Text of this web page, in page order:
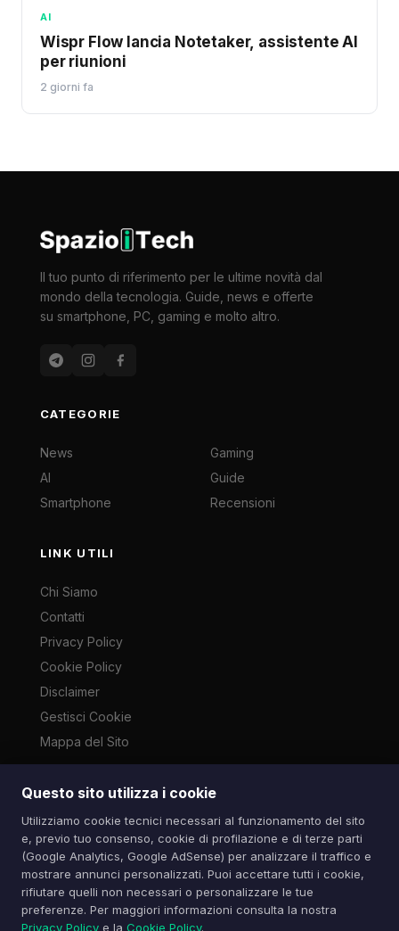
Questo sito utilizza i cookie
Utilizziamo cookie tecnici necessari al funzionamento del sito
e, previo tuo consenso, cookie di profilazione e di terze parti
(Google Analytics, Google AdSense) per analizzare il traffico e
mostrare annunci personalizzati. Puoi accettare tutti i cookie,
rifiutare quelli non necessari o personalizzare le tue
preferenze. Per maggiori informazioni consulta la nostra
Privacy Policy e la Cookie Policy.
AI
Wispr Flow lancia Notetaker, assistente AI
per riunioni
2 giorni fa
Il tuo punto di riferimento per le ultime novità dal
mondo della tecnologia. Guide, news e offerte
su smartphone, PC, gaming e molto altro.
CATEGORIE
News
AI
Smartphone
Gaming
Guide
Recensioni
LINK UTILI
Chi Siamo
Contatti
Privacy Policy
Cookie Policy
Disclaimer
Gestisci Cookie
Mappa del Sito
Le immagini presenti su questo sito sono di proprietà dei
cronaca ai sensi dell'art. 70 L. 633/1941. Contatti:
info@spazioitech.it
© 2026 Spazio iTech — Seven Trade SRLS — P.IVA:
04077740985